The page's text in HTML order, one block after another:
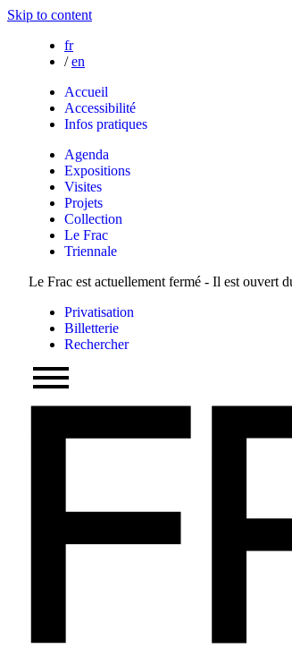
Skip to content
fr
/ en
Accueil
Accessibilité
Infos pratiques
Agenda
Expositions
Visites
Projets
Collection
Le Frac
Triennale
Le Frac est actuellement fermé - Il est ouvert
Privatisation
Billetterie
Rechercher